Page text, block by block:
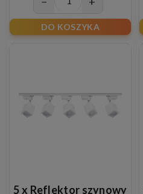
DO KOSZYKA
5 x Reflektor szynowy